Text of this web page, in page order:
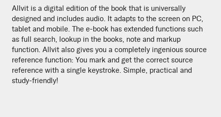
Allvit is a digital edition of the book that is universally
designed and includes audio. It adapts to the screen on PC,
tablet and mobile. The e-book has extended functions such
as full search, lookup in the books, note and markup
function. Allvit also gives you a completely ingenious source
reference function: You mark and get the correct source
reference with a single keystroke. Simple, practical and
study-friendly!